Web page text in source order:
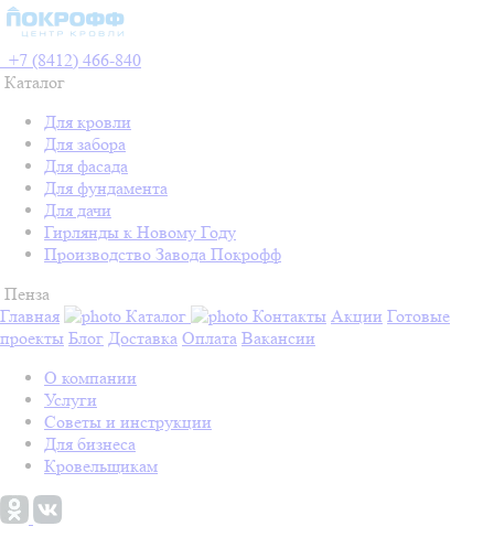
+7 (8412) 466-840
Каталог
Для кровли
Для забора
Для фасада
Для фундамента
Для дачи
Гирлянды к Новому Году
Производство Завода Покрофф
Пенза
Главная
Каталог Контакты Акции Готовые
проекты Блог Доставка Оплата Вакансии
О компании
Услуги
Советы и инструкции
Для бизнеса
Кровельщикам